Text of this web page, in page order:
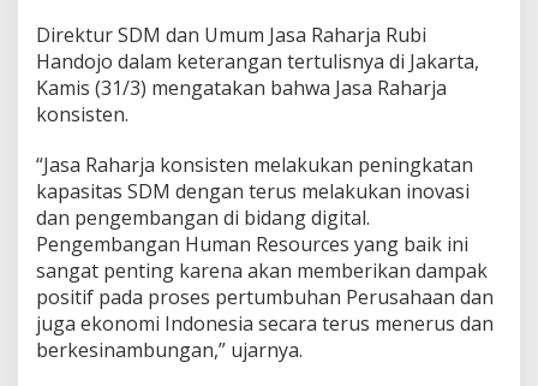
i
t
a
l
Direktur SDM dan Umum Jasa Raharja Rubi
Handojo dalam keterangan tertulisnya di Jakarta,
Kamis (31/3) mengatakan bahwa Jasa Raharja
konsisten.
“Jasa Raharja konsisten melakukan peningkatan
kapasitas SDM dengan terus melakukan inovasi
dan pengembangan di bidang digital.
Pengembangan Human Resources yang baik ini
sangat penting karena akan memberikan dampak
positif pada proses pertumbuhan Perusahaan dan
juga ekonomi Indonesia secara terus menerus dan
berkesinambungan,” ujarnya.